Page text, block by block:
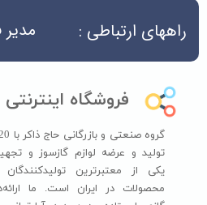
فروشگاه
تولید و عرضه لوازم گازسوز و
یکی از معتبرترین
محصولات در ایران است. ما
مدیر راههای ارتباطی :